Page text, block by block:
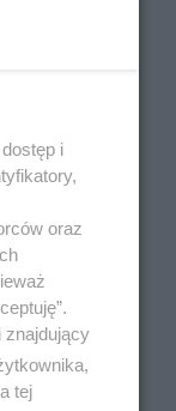
i
oraz
znajdujący
tej